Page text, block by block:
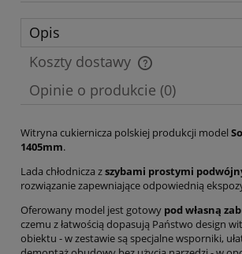
Opis
Koszty dostawy
Cena nie zawiera ewentualnych kosztów
Opinie o produkcie (0)
Witryna cukiernicza polskiej produkcji model
1405mm.
Lada chłodnicza zszybami prostymi
rozwiązanie zapewniające odpowiednią
Oferowany model jest gotowy pod własną
czemu z łatwością dopasują Państwo design
obiektu - w zestawie są specjalne wsporniki,